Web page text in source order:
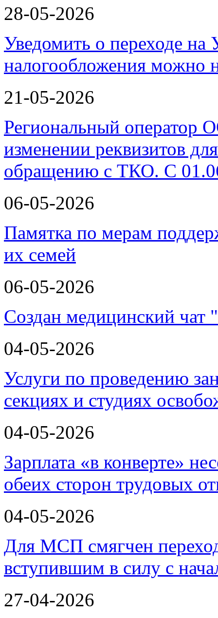
28-05-2026
Уведомить о переходе
налогообложения можно
21-05-2026
Региональный
изменении реквизитов
обращению с ТКО. С
06-05-2026
Памятка по мерам
их семей
06-05-2026
Создан медицинский чат
04-05-2026
Услуги по проведению
секциях и студиях
04-05-2026
Зарплата «в конверте»
обеих сторон трудовых
04-05-2026
Для МСП смягчен
вступившим в силу с
27-04-2026